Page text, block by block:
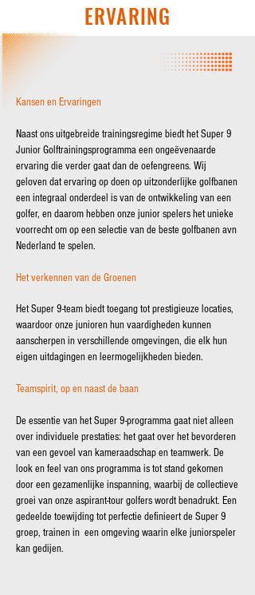
ERVARING
Kansen en Ervaringen
Naast ons uitgebreide trainingsregime biedt het Super 9
Junior Golftrainingsprogramma een ongeëvenaarde
ervaring die verder gaat dan de oefengreens. Wij
geloven dat ervaring op doen op uitzonderlijke golfbanen
een integraal onderdeel is van de ontwikkeling van een
golfer, en daarom hebben onze junior spelers het unieke
voorrecht om op een selectie van de beste golfbanen avn
Nederland te spelen.
Het verkennen van de Groenen
Het Super 9-team biedt toegang tot prestigieuze locaties,
waardoor onze junioren hun vaardigheden kunnen
aanscherpen in verschillende omgevingen, die elk hun
eigen uitdagingen en leermogelijkheden bieden.
Teamspirit, op en naast de baan
De essentie van het Super 9-programma gaat niet alleen
over individuele prestaties: het gaat over het bevorderen
van een gevoel van kameraadschap en teamwerk. De
look en feel van ons programma is tot stand gekomen
door een gezamenlijke inspanning, waarbij de collectieve
groei van onze aspirant-tour golfers wordt benadrukt. Een
gedeelde toewijding tot perfectie definieert de Super 9
groep, trainen in een omgeving waarin elke juniorspeler
kan gedijen.